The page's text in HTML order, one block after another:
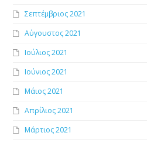
Σεπτέμβριος 2021
Αύγουστος 2021
Ιούλιος 2021
Ιούνιος 2021
Μάιος 2021
Απρίλιος 2021
Μάρτιος 2021